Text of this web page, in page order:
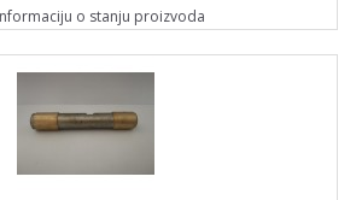
o stanju proizvoda